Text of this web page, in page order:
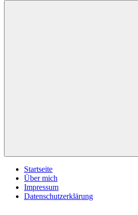
Startseite
Über mich
Impressum
Datenschutzerklärung